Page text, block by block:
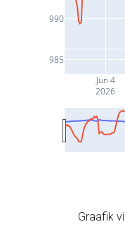
Jun 4
2026
985
990
Graafik